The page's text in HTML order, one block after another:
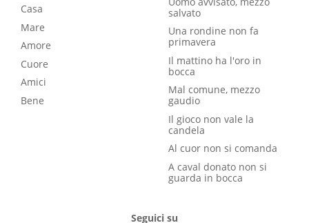
Casa
Mare
Amore
Cuore
Amici
Bene
salvato
Una rondine non fa
primavera
Il mattino ha l'oro in
bocca
Mal comune, mezzo
gaudio
Il gioco non vale la
candela
Al cuor non si comanda
A caval donato non si
guarda in bocca
Seguici su